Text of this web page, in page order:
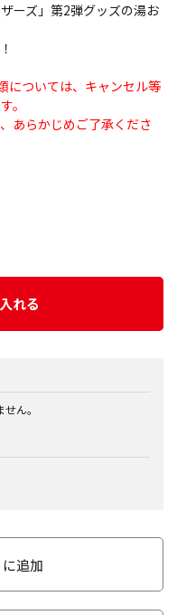
ーズ」第2弾グッズの湯お
については、キャンセル等
。
あらかじめご了承くださ
れる
ん。
追加